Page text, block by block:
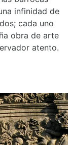
infinidad de
cada uno
obra de arte
atento.